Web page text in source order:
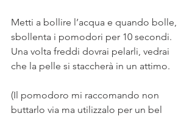
Metti a bollire l’acqua e quando bolle,
sbollenta i pomodori per 10 secondi.
Una volta freddi dovrai pelarli, vedrai
che la pelle si staccherà in un attimo.
(Il pomodoro mi raccomando non
buttarlo via ma utilizzalo per un bel